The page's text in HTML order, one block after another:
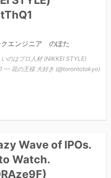
クエンジニア のぽた
のはプロ人材 (NIKKEI STYLE)
花の王様 大好き (@torontotokyo)
Wave of IPOs.
Watch.